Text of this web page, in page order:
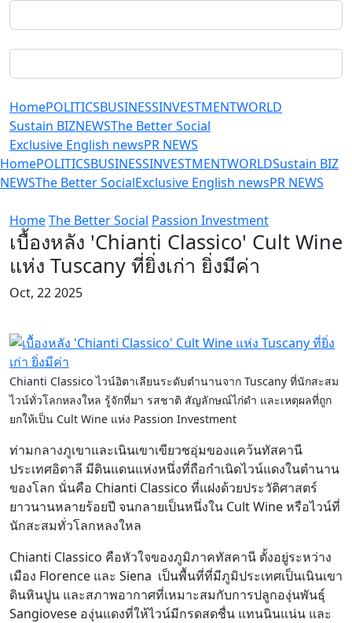
HomePOLITICSBUSINESSINVESTMENTWORLD
Sustain BIZNEWSThe Better Social
Exclusive English newsPR NEWS
HomePOLITICSBUSINESSINVESTMENTWORLDSustain BIZ
NEWSThe Better SocialExclusive English newsPR NEWS
HomeThe Better Social Passion Investment
เบื้องหลัง 'Chianti Classico' Cult Wine
แห่ง Tuscany ที่ยิ่งเก่า ยิ่งมีค่า
Oct, 22 2025
Chianti Classico ไวน์อิตาเลียนระดับตำนานจาก Tuscany ที่นักสะสม
ไวน์ทั่วโลกหลงใหล รู้จักที่มา รสชาติ สัญลักษณ์ไก่ดำ และเหตุผลที่ถูก
ยกให้เป็น Cult Wine แห่ง Passion Investment
ท่ามกลางภูเขาและเนินเขาเขียวชอุ่มของแคว้นทัสคานี
ประเทศอิตาลี มีดินแดนแห่งหนึ่งที่ถือกำเนิดไวน์แดงในตำนาน
ของโลก นั่นคือ Chianti Classico ที่แฝงด้วยประวัติศาสตร์
ยาวนานหลายร้อยปี จนกลายเป็นหนึ่งใน Cult Wine หรือไวน์ที่
นักสะสมทั่วโลกหลงใหล
Chianti Classico คือหัวใจของภูมิภาคทัสคานี ตั้งอยู่ระหว่าง
เมือง Florence และ Siena เป็นพื้นที่ที่มีภูมิประเทศเป็นเนินเขา
ดินหินปูน และสภาพอากาศที่เหมาะสมกับการปลูกองุ่นพันธุ์
Sangiovese องุ่นแดงที่ให้ไวน์มีกรดสดชื่น แทนนินแน่น และ